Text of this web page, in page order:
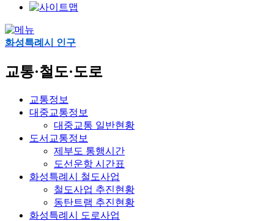
화성특례시 인구
교통·철도·도로
교통정보
대중교통정보
대중교통 일반현황
도서교통정보
제부도 통행시간
도선운항 시간표
화성특례시 철도사업
철도사업 추진현황
동탄트램 추진현황
화성특례시 도로사업